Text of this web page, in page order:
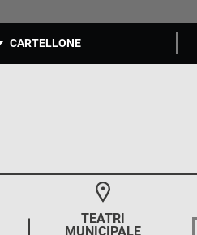
CARTELLONE
TEATRI
MUNICIPALE